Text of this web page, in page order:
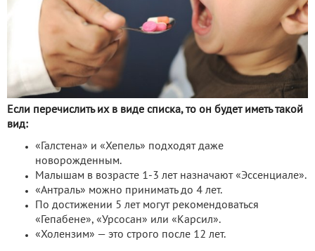
Если перечислить их в виде списка, то он будет иметь такой
вид:
«Галстена» и «Хепель» подходят даже
новорожденным.
Малышам в возрасте 1-3 лет назначают «Эссенциале».
«Антраль» можно принимать до 4 лет.
По достижении 5 лет могут рекомендоваться
«Гепабене», «Урсосан» или «Карсил».
«Холензим» — это строго после 12 лет.